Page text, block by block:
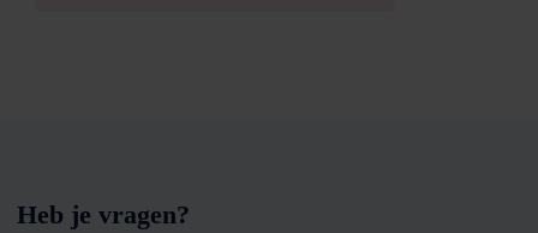
Heb je vragen?